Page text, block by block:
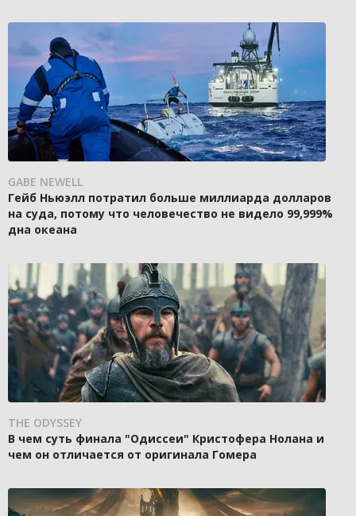
GABE NEWELL
Гейб Ньюэлл потратил больше миллиарда долларов
на суда, потому что человечество не видело 99,999%
дна океана
THE ODYSSEY
В чем суть финала "Одиссеи" Кристофера Нолана и
чем он отличается от оригинала Гомера